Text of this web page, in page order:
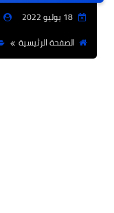
18 يوليو 2022
الصفحة الرئيسية